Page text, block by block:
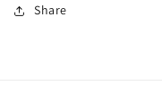
Share